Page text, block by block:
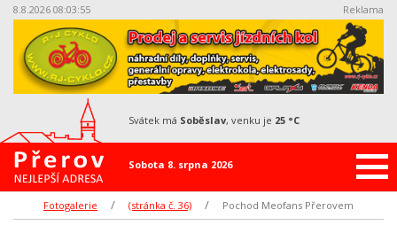
8.8.2026 08:03:55 Reklama
Sobota 8. srpna 2026
svátek má Soběslav, venku je 25 °C
Fotogalerie (stránka č. 36) Pochod Meofans Přerovem